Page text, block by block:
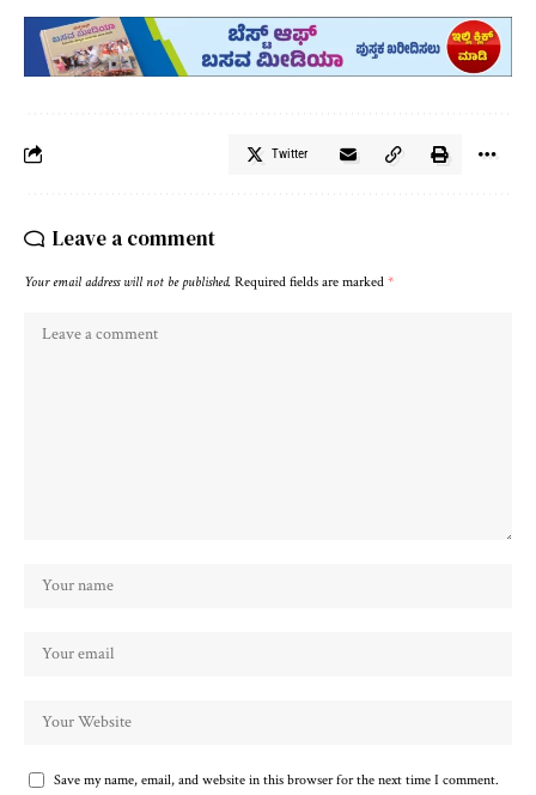
Twitter
Leave a comment
Your email address will not be published. Required fields are marked *
Save my name, email, and website in this browser for the next time I comment.